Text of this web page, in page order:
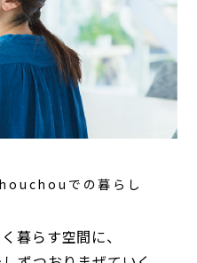
での暮らし
暮らす空間に、